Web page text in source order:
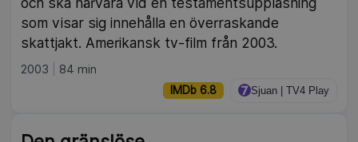
som visar sig innehålla en överraskande
skattjakt. Amerikansk tv-film från 2003.
2003 84 min
IMDb 6.8 Sjuan | TV4 Play